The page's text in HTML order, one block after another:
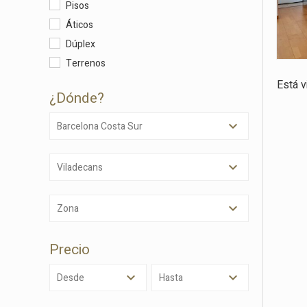
Pisos
Áticos
Dúplex
Terrenos
¿dónde?
Barcelona Costa Sur
Viladecans
Zona
Precio
Desde Hasta
Está
Este